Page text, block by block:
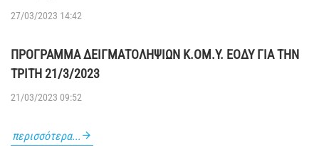
27/03/2023 14:42
ΠΡΟΓΡΑΜΜΑ ΔΕΙΓΜΑΤΟΛΗΨΙΩΝ Κ.ΟΜ.Υ. ΕΟΔΥ ΓΙΑ ΤΗΝ
ΤΡΙΤΗ 21/3/2023
21/03/2023 09:52
περισσότερα...